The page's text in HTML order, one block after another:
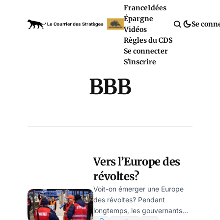
FranceIdées
Épargne
Vidéos
Règles du CDS
Se connecter
S'inscrire
Se
BBB
Vers l’Europe des
révoltes?
Voit-on émerger une Europe
des révoltes? Pendant
longtemps, les gouvernants